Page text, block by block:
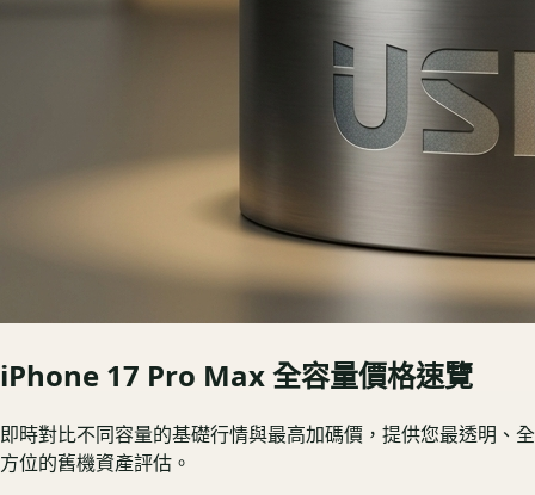
iPhone 17 Pro Max全容量價格速覽
即時對比不同容量的基礎行情與最高加碼價，提供您最透明、全
方位的舊機資產評估。